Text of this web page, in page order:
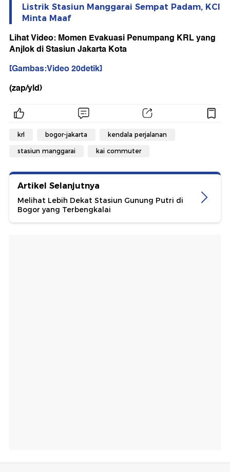
Listrik Stasiun Manggarai Sempat Padam, KCI
Minta Maaf
Lihat Video: Momen Evakuasi Penumpang KRL yang
Anjlok di Stasiun Jakarta Kota
[Gambas:Video 20detik]
(zap/yld)
krl bogor-jakarta kendala perjalanan
stasiun manggarai kai commuter
Artikel Selanjutnya
Melihat Lebih Dekat Stasiun Gunung Putri di
Bogor yang Terbengkalai